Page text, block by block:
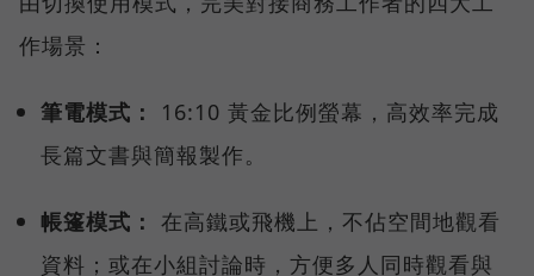
作場景：
筆電模式：
16:10 黃金比例螢幕，高效率完成
長篇文書與簡報製作。
帳篷模式： 在高鐵或飛機上，不佔空間地觀看
資料；或在小組討論時，方便多人同時觀看與